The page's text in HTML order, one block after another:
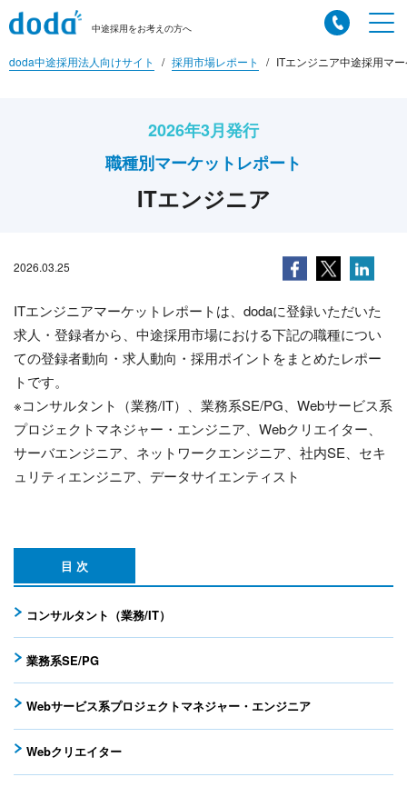
中途採用をお考えの方へ
doda中途採用法人向けサイト 採用市場レポート ITエンジニア中途採用マ
2026年3月発行
職種別マーケットレポート
ITエンジニア
2026.03.25
ITエンジニアマーケットレポートは、dodaに登録いただいた
求人・登録者から、中途採用市場における下記の職種につい
ての登録者動向・求人動向・採用ポイントをまとめたレポー
トです。
※コンサルタント（業務/IT）、業務系SE/PG、Webサービス系
プロジェクトマネジャー・エンジニア、Webクリエイター、
サーバエンジニア、ネットワークエンジニア、社内SE、セキ
ュリティエンジニア、データサイエンティスト
目 次
コンサルタント（業務/IT）
業務系SE/PG
Webサービス系プロジェクトマネジャー・エンジニア
Webクリエイター